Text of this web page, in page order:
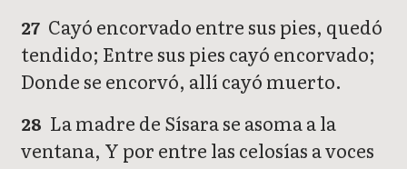
27 Cayó encorvado entre sus pies, quedó
tendido; Entre sus pies cayó encorvado;
Donde se encorvó, allí cayó muerto.
28 La madre de Sísara se asoma a la
ventana, Y por entre las celosías a voces